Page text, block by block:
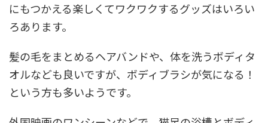
にもつかえる楽しくてワクワクするグッズはいろい
ろあります。
髪の毛をまとめるヘアバンドや、体を洗うボディタ
オルなども良いですが、ボディブラシが気になる！
という方も多いようです。